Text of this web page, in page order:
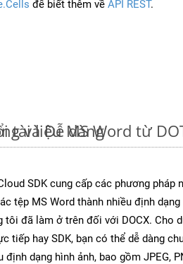
để biết thêm về API REST.
và Dễ dàng
tài liệu MS Word từ
SDK cung cấp các phương pháp
tệp MS Word thành nhiều định dạng
tôi đã làm ở trên đối với DOCX. Cho
tiếp hay SDK, bạn có thể dễ dàng
dạng hình ảnh, bao gồm JPEG,